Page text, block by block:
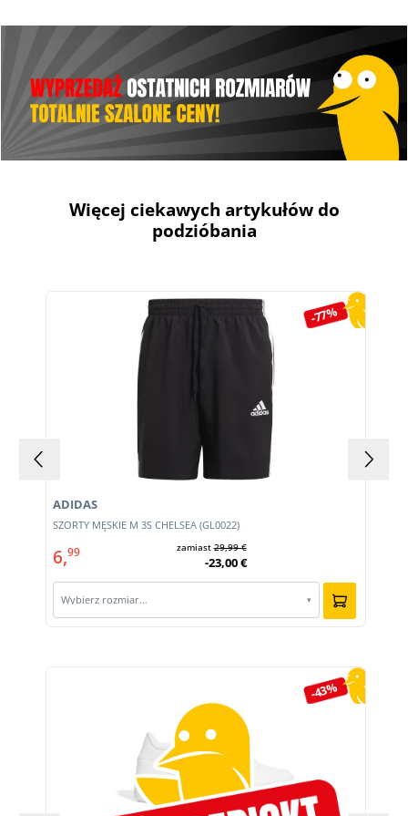
Więcej ciekawych artykułów do
podzióbania
Pomiń galerię produktów
-77%
SZORTY MĘSKIE M 3S CHELSEA (GL0022)
ADIDAS
6,99 zamiast29,99 €
-23,00 €
Wybierz rozmiar… ▾
-43%